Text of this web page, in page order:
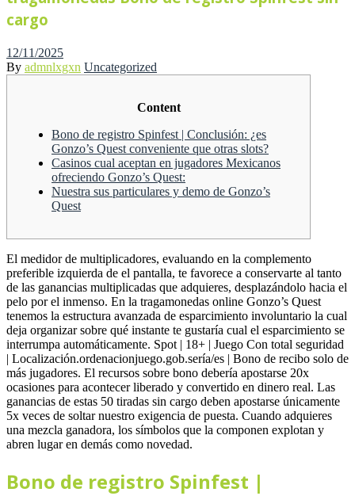
cargo
Posted
on
12/11/2025
By admnlxgxn Uncategorized
Content
Bono de registro Spinfest | Conclusión: ¿es
Gonzo’s Quest conveniente que otras slots?
Casinos cual aceptan en jugadores Mexicanos
ofreciendo Gonzo’s Quest:
Nuestra sus particulares y demo de Gonzo’s
Quest
El medidor de multiplicadores, evaluando en la complemento
preferible izquierda de el pantalla, te favorece a conservarte al tanto
de las ganancias multiplicadas que adquieres, desplazándolo hacia el
pelo por el inmenso. En la tragamonedas online Gonzo’s Quest
tenemos la estructura avanzada de esparcimiento involuntario la cual
deja organizar sobre qué instante te gustaría cual el esparcimiento se
interrumpa automáticamente. Spot | 18+ | Juego Con total seguridad
| Localización.ordenacionjuego.gob.serí­a/es | Bono de recibo solo de
más jugadores. El recursos sobre bono debería apostarse 20x
ocasiones para acontecer liberado y convertido en dinero real. Las
ganancias de estas 50 tiradas sin cargo deben apostarse únicamente
5x veces de soltar nuestro exigencia de puesta. Cuando adquieres
una mezcla ganadora, los símbolos que la componen explotan y
abren lugar en demás como novedad.
Bono de registro Spinfest |